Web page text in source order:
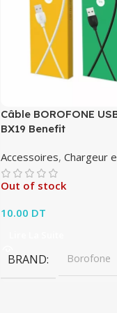
Câble BOROFONE
BX19 Benefit
Accessoires,Chargeur
Out of stock
10.00 DT
BRAND Borofone